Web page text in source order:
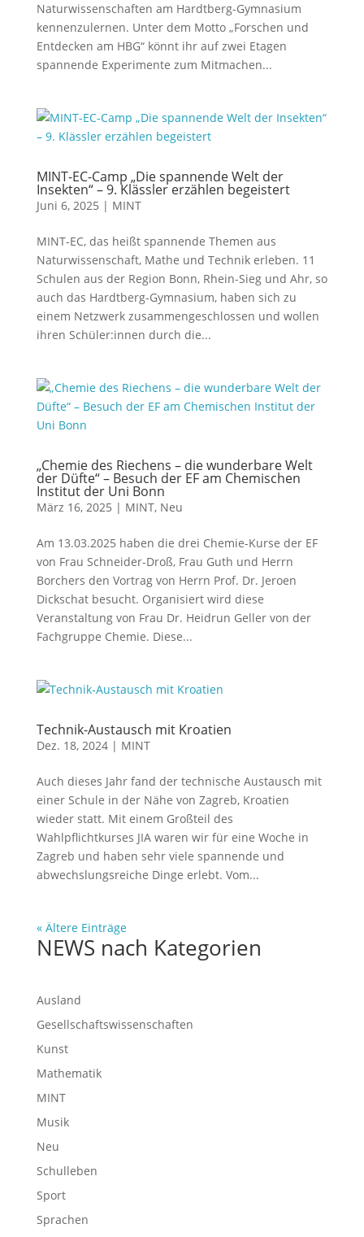
Naturwissenschaften am Hardtberg-Gymnasium
kennenzulernen. Unter dem Motto „Forschen und
Entdecken am HBG“ könnt ihr auf zwei Etagen
spannende Experimente zum Mitmachen...
MINT-EC-Camp „Die spannende Welt der
Insekten“ – 9. Klässler erzählen begeistert
Juni 6, 2025 | MINT
MINT-EC, das heißt spannende Themen aus
Naturwissenschaft, Mathe und Technik erleben. 11
Schulen aus der Region Bonn, Rhein-Sieg und Ahr, so
auch das Hardtberg-Gymnasium, haben sich zu
einem Netzwerk zusammengeschlossen und wollen
ihren Schüler:innen durch die...
„Chemie des Riechens – die wunderbare Welt
der Düfte“ – Besuch der EF am Chemischen
Institut der Uni Bonn
März 16, 2025 | MINT, Neu
Am 13.03.2025 haben die drei Chemie-Kurse der EF
von Frau Schneider-Droß, Frau Guth und Herrn
Borchers den Vortrag von Herrn Prof. Dr. Jeroen
Dickschat besucht. Organisiert wird diese
Veranstaltung von Frau Dr. Heidrun Geller von der
Fachgruppe Chemie. Diese...
Technik-Austausch mit Kroatien
Dez. 18, 2024| MINT
Auch dieses Jahr fand der technische Austausch mit
einer Schule in der Nähe von Zagreb, Kroatien
wieder statt. Mit einem Großteil des
Wahlpflichtkurses JIA waren wir für eine Woche in
Zagreb und haben sehr viele spannende und
abwechslungsreiche Dinge erlebt. Vom...
« Ältere Einträge
NEWS nach Kategorien
Ausland
Gesellschaftswissenschaften
Kunst
Mathematik
MINT
Musik
Neu
Schulleben
Sport
Sprachen